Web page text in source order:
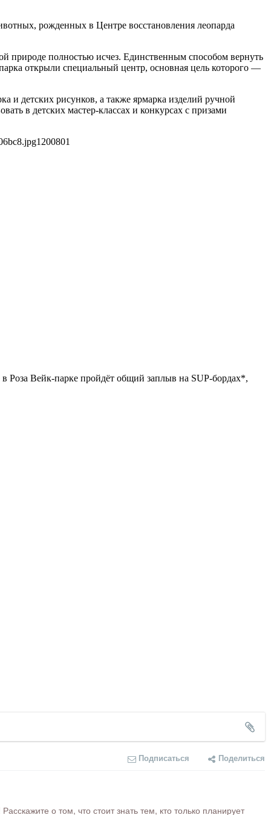
рожденных в Центре восстановления леопарда
природе полностью исчез. Единственным способом вернуть
открыли специальный центр, основная цель которого —
и детских рисунков, а также ярмарка изделий ручной
в детских мастер-классах и конкурсах с призами
1200801
Роза Вейк-парке пройдёт общий заплыв на SUP-бордах*,
Подписаться Поделиться
о том, что стоит знать тем, кто только планирует